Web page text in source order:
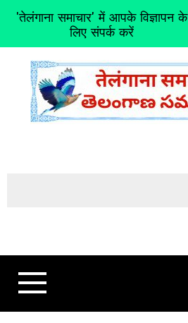
t
'तेलंगाना समाचार' में आपके विज्ञापन के
लिए संपर्क करें